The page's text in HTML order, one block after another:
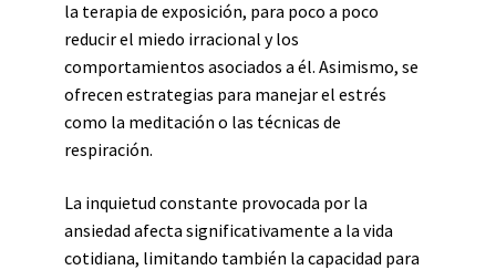
la terapia de exposición, para poco a poco
reducir el miedo irracional y los
comportamientos asociados a él. Asimismo, se
ofrecen estrategias para manejar el estrés
como la meditación o las técnicas de
respiración.
La inquietud constante provocada por la
ansiedad afecta significativamente a la vida
cotidiana, limitando también la capacidad para